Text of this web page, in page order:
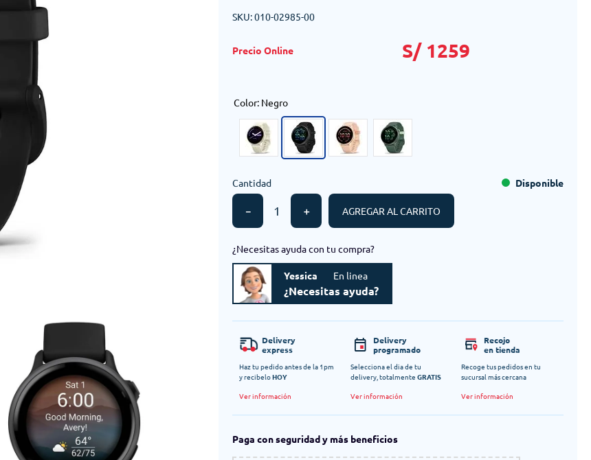
SKU:010-02985-00
S/ 1259
Color: Negro
Cantidad
＋
－
Disponible
AGREGAR AL CARRITO
¿Necesitas ayuda con tu compra?
Yessica En linea
¿Necesitas ayuda?
Delivery
express
Haz tu pedido antes de la 1pm
y recibeloHOY
Ver información
Delivery
programado
Selecciona el dia de tu
delivery, totalmente GRATIS
Ver información
Recojo
en tienda
Recoge tus pedidos en tu
sucursal más cercana
Ver información
Paga con seguridad y más beneficios